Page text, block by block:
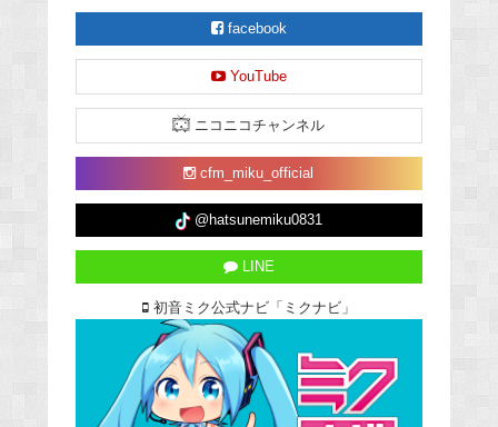
facebook
YouTube
ニコニコチャンネル
cfm_miku_official
@hatsunemiku0831
LINE
初音ミク公式ナビ「ミクナビ」